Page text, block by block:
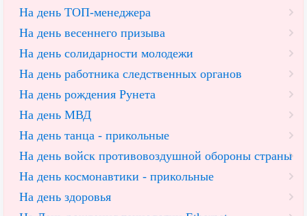
На день ТОП-менеджера
На день весеннего призыва
На день солидарности молодежи
На день работника следственных органов
На день рождения Рунета
На день МВД
На день танца - прикольные
На день войск противовоздушной обороны страны
На день космонавтики - прикольные
На день здоровья